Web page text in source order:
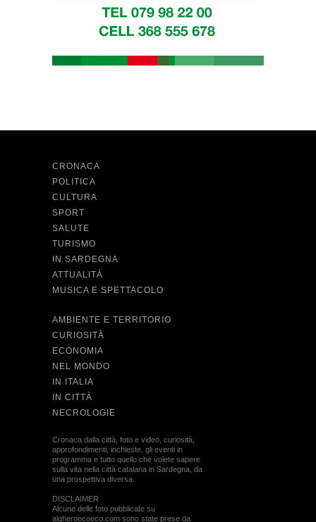
CRONACA
POLITICA
CULTURA
SPORT
SALUTE
TURISMO
IN SARDEGNA
ATTUALITÀ
MUSICA E SPETTACOLO
AMBIENTE E TERRITORIO
CURIOSITÀ
ECONOMIA
NEL MONDO
IN ITALIA
IN CITTÀ
NECROLOGIE
Cronaca dalla città, foto e video, curiosità,
approfondimenti, inchieste, gli eventi in
programma e tutto quello che volete sapere
sulla vita nella città catalana in Sardegna, da
una prospettiva diversa.
DISCLAIMER
Alcune delle foto pubblicate su
algheroecoeco.com sono state prese da